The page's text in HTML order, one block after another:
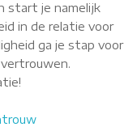
start je namelijk
in de relatie voor
ga je stap voor